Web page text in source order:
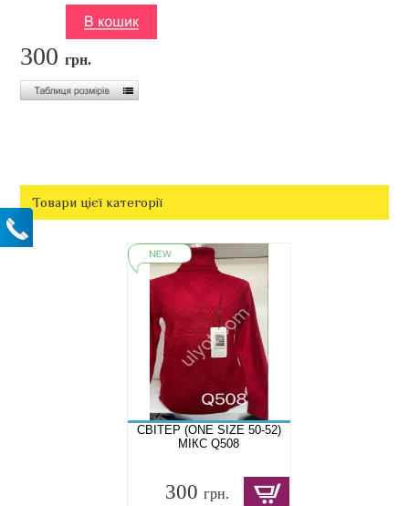
300грн.
Товари цієї категорії
СВІТЕР (ONE SIZE 50-52)
МІКС Q508
300 грн.